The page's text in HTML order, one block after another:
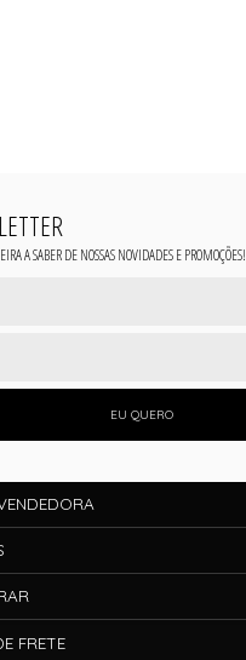
A SABER DE NOSSAS NOVIDADES E PROMOÇÕES!
EU QUERO
FRETE